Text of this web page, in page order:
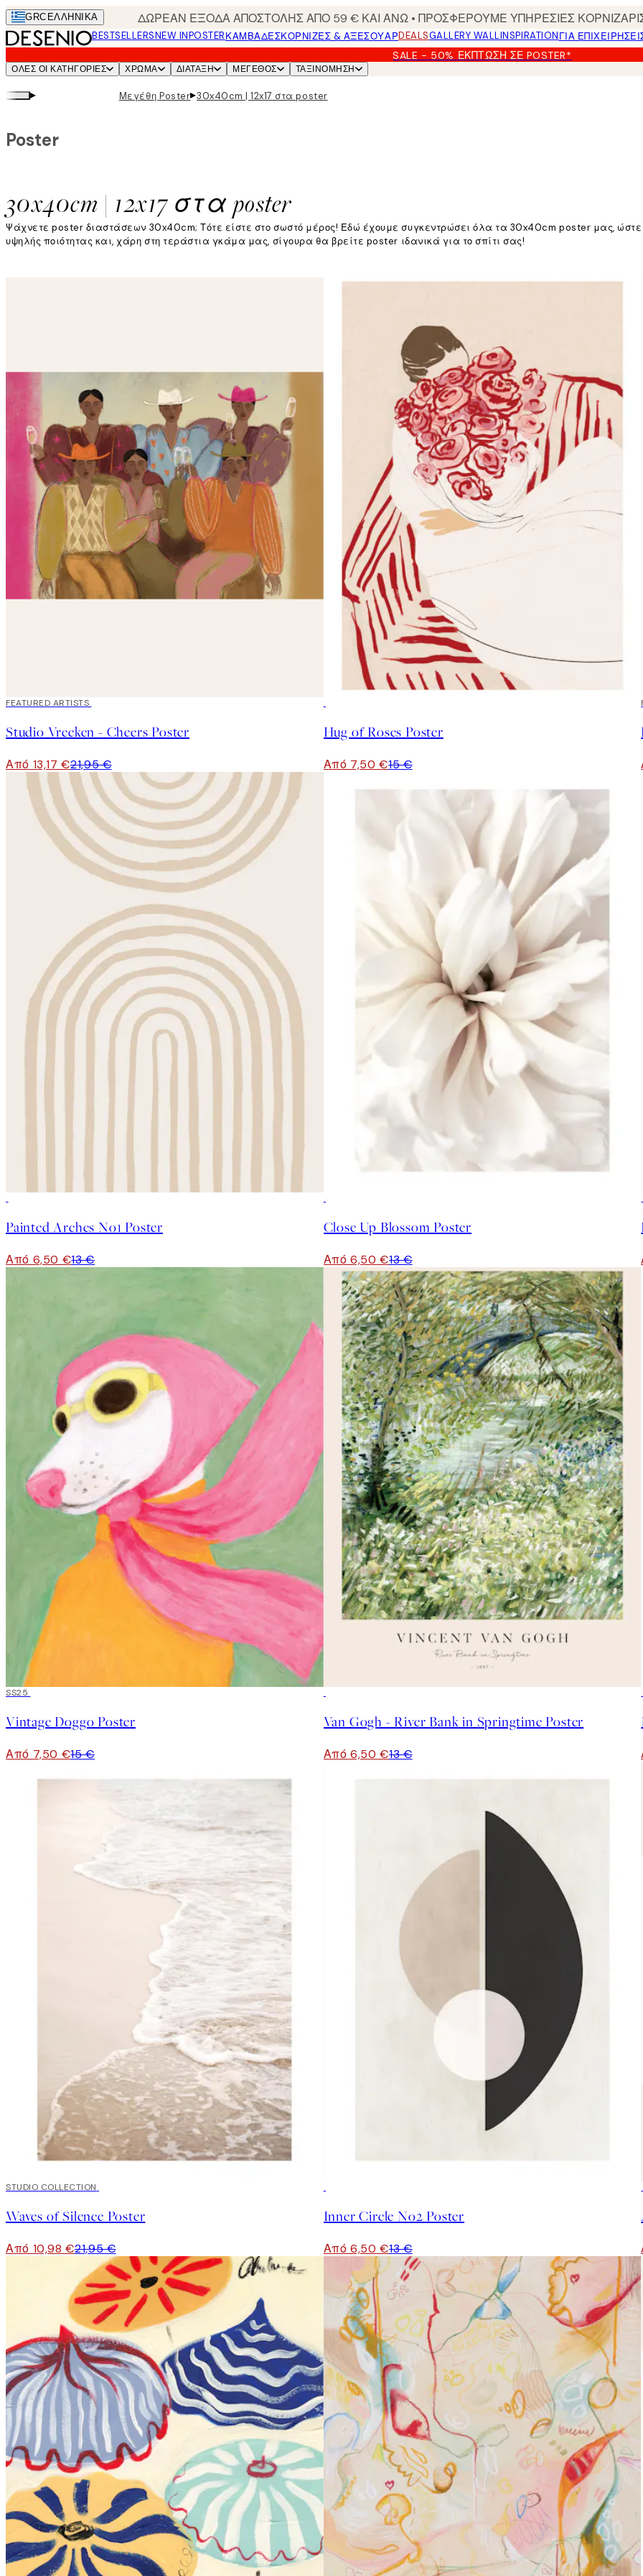
Skip
to
main
content.
GRC ΕΛΛΗΝΙΚΆ ΔΩΡΕΑΝ ΕΞΟΔΑ ΑΠΟΣΤΟΛΗΣ ΑΠΟ 59 € ΚΑΙ ΑΝΩ • ΠΡΟΣΦΕΡΟΥΜΕ ΥΠΗΡΕΣΙΕΣ
BESTSELLERSNEW INPOSTERΚΑΜΒΆΔΕΣΚΟΡΝΊΖΕΣ & ΑΞΕΣΟΥΆΡDEALSGALLERY WALLINSPIRATIONΓΙΑ
SALE - 50% ΈΚΠΤΩΣΗ ΣΕ POSTER*
ΌΛΕΣ ΟΙ ΚΑΤΗΓΟΡΊΕΣ ΧΡΩΜΑ ΔΙΑΤΑΞΗ ΜΕΓΕΘΟΣ ΤΑΞΙΝΌΜΗΣΗ
▸ Μεγέθη Poster▸30x40cm | 12x17 στα poster
30x40cm | 12x17 στα poster
Poster
Ψάχνετε poster διαστάσεων 30x40cm; Τότε είστε στο σωστό μέρος! Εδώ έχουμε συγκεντρώσει όλα τα 30x40cm poster μας,
υψηλής ποιότητας και, χάρη στη τεράστια γκάμα μας, σίγουρα θα βρείτε poster ιδανικά για το σπίτι σας!
40%*
FEATURED ARTISTS
Studio Vreeken - Cheers Poster
Από 13,17 €21,95 €
Hug of Roses Poster
Από 7,50 €15 €
Painted Arches No1 Poster
Από 6,50 €13 €
Close Up Blossom Poster
Από 6,50 €13 €
50%*
SS25
Vintage Doggo Poster
Από 7,50 €15 €
Van Gogh - River Bank in Springtime Poster
Από 6,50 €13 €
50%*
STUDIO COLLECTION
Waves of Silence Poster
Από 10,98 €21,95 €
Inner Circle No2 Poster
Από 6,50 €13 €